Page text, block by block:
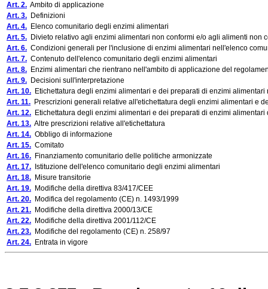
Art. 2. Ambito di applicazione
Art. 3. Definizioni
Art. 4. Elenco comunitario degli enzimi alimentari
Art. 5. Divieto relativo agli enzimi alimentari non conformi e/o agli alimenti non
Art. 6. Condizioni generali per l'inclusione di enzimi alimentari nell'elenco
Art. 7. Contenuto dell'elenco comunitario degli enzimi alimentari
Art. 8. Enzimi alimentari che rientrano nell'ambito di applicazione del
Art. 9. Decisioni sull'interpretazione
Art. 10. Etichettatura degli enzimi alimentari e dei preparati di enzimi
Art. 11. Prescrizioni generali relative all'etichettatura degli enzimi alimentari e
Art. 12. Etichettatura degli enzimi alimentari e dei preparati di enzimi
Art. 13. Altre prescrizioni relative all'etichettatura
Art. 14. Obbligo di informazione
Art. 15. Comitato
Art. 16. Finanziamento comunitario delle politiche armonizzate
Art. 17. Istituzione dell'elenco comunitario degli enzimi alimentari
Art. 18. Misure transitorie
Art. 19. Modifiche della direttiva 83/417/CEE
Art. 20. Modifica del regolamento (CE) n. 1493/1999
Art. 21. Modifiche della direttiva 2000/13/CE
Art. 22. Modifiche della direttiva 2001/112/CE
Art. 23. Modifiche del regolamento (CE) n. 258/97
Art. 24. Entrata in vigore